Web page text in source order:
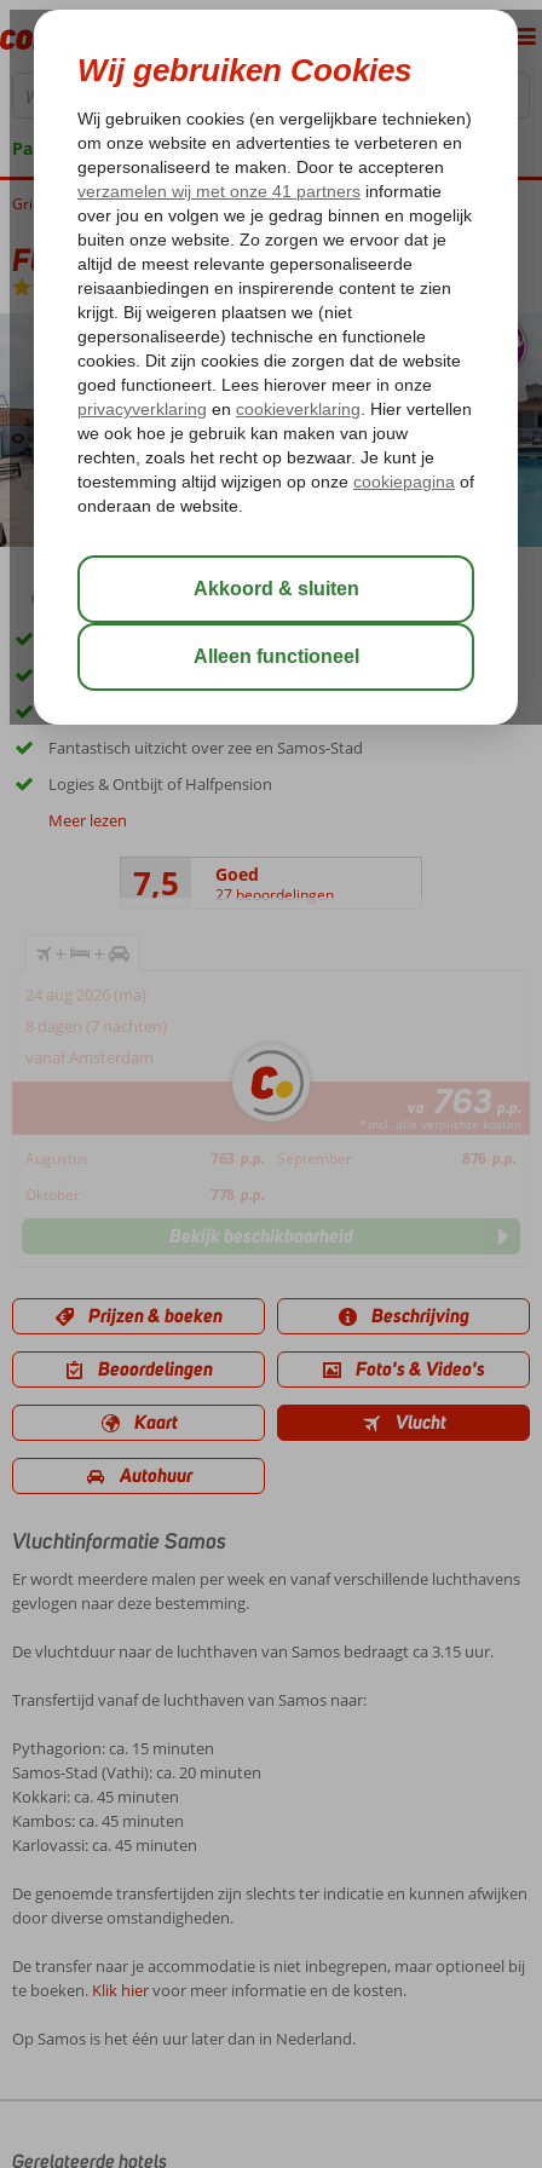
Pakketgarantie
Home
Griekenland Samos Samos-Stad Fly & Go Samos Hotel
Fly & Go Samos Hotel
Logies en ontbijt -Hotel
03:15
Inclusief huurauto
In het centrum van Samos-Stad
Fantastisch uitzicht over zee en Samos-Stad
Logies & Ontbijt of Halfpension
Meer lezen
7,5 Goed
27 beoordelingen
+ +
24 aug 2026 (ma)
8 dagen (7 nachten)
vanaf Amsterdam
va 763 p.p.
*incl. alle verplichte kosten
Augustus 763 p.p. September 876 p.p.
Oktober
778 p.p.
Bekijk beschikbaarheid
Prijzen & boeken Beschrijving
Beoordelingen Foto's & Video's
Kaart Vlucht
Autohuur
Vluchtinformatie Samos
Er wordt meerdere malen per week en vanaf verschillende luchthavens
gevlogen naar deze bestemming.
De vluchtduur naar de luchthaven van Samos bedraagt ca 3.15 uur.
Transfertijd vanaf de luchthaven van Samos naar:
Pythagorion: ca. 15 minuten
Samos-Stad (Vathi): ca. 20 minuten
Kokkari: ca. 45 minuten
Kambos: ca. 45 minuten
Karlovassi: ca. 45 minuten
De genoemde transfertijden zijn slechts ter indicatie en kunnen afwijken
door diverse omstandigheden.
De transfer naar je accommodatie is niet inbegrepen, maar optioneel bij
te boeken. Klik hiervoor meer informatie en de kosten.
Op Samos is het één uur later dan in Nederland.
door
Gerelateerde hotels